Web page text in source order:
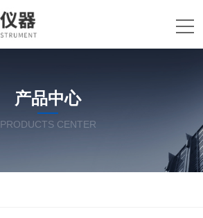
产品中心
PRODUCTS CENTER